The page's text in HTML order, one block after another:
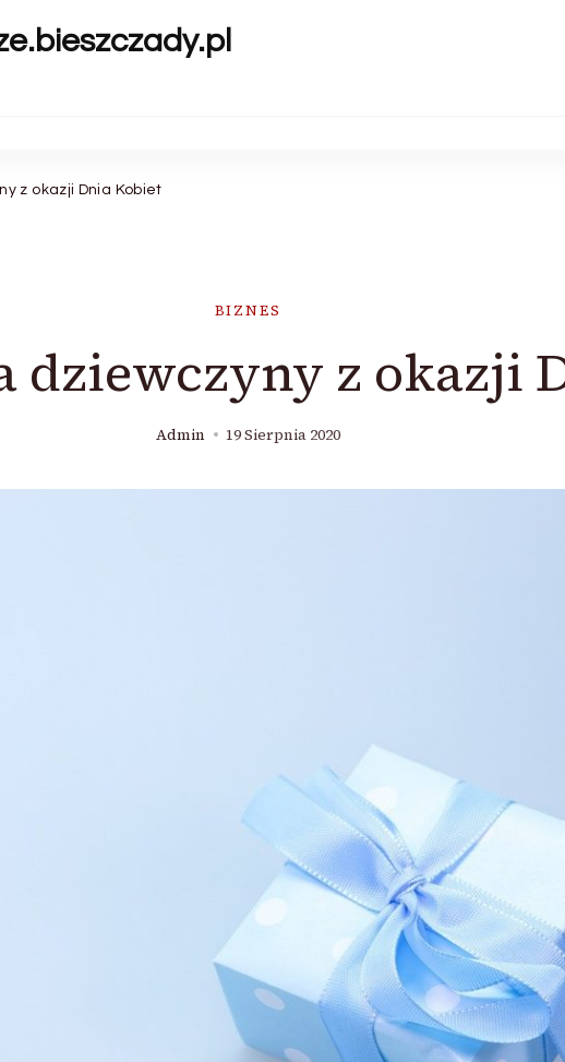
z okazji Dnia Kobiet
BIZNES
dziewczyny z okazji
Admin 19 Sierpnia 2020